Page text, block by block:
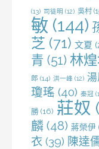
(13) 司徒明 (12) 吳村
敏 (144)
芝 (71) 文夏
青 (51) 林
郎 (14) 洪一峰 (12) 湯
瓊瑤 (40) 秦冠
勝 (16) 莊奴
麟 (48) 蔣榮伊
衣 (39) 陳達